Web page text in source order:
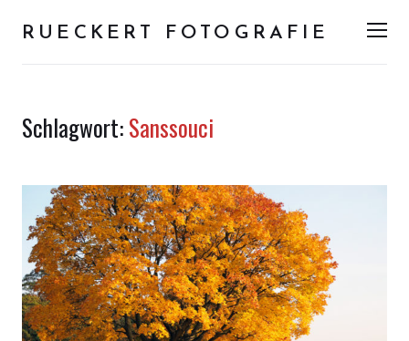
RUECKERT FOTOGRAFIE
Schlagwort:Sanssouci